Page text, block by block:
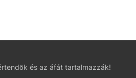
és az áfát tartalmazzák!